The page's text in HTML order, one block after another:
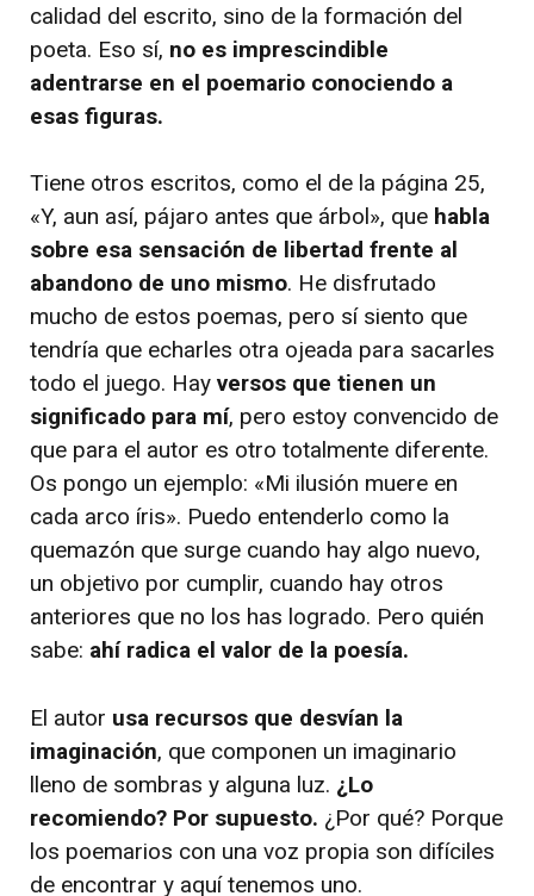
calidad del escrito, sino de la formación del
poeta. Eso sí, no es imprescindible
adentrarse en el poemario conociendo a
esas figuras.
Tiene otros escritos, como el de la página 25,
«Y, aun así, pájaro antes que árbol», que habla
sobre esa sensación de libertad frente al
abandono de uno mismo. He disfrutado
mucho de estos poemas, pero sí siento que
tendría que echarles otra ojeada para sacarles
todo el juego. Hay versos que tienen un
significado para mí, pero estoy convencido de
que para el autor es otro totalmente diferente.
Os pongo un ejemplo: «Mi ilusión muere en
cada arco íris». Puedo entenderlo como la
quemazón que surge cuando hay algo nuevo,
un objetivo por cumplir, cuando hay otros
anteriores que no los has logrado. Pero quién
sabe: ahí radica el valor de la poesía.
El autor usa recursos que desvían la
imaginación, que componen un imaginario
lleno de sombras y alguna luz. ¿Lo
recomiendo? Por supuesto. ¿Por qué? Porque
los poemarios con una voz propia son difíciles
de encontrar y aquí tenemos uno.